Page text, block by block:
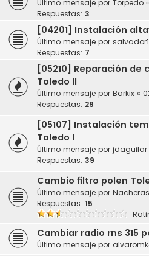
Último mensaje por Torpedo «
Respuestas: 3
[04201] Instalación
Último mensaje por salvador1
Respuestas: 7
[05210] Reparación
Toledo II
Último mensaje por Barkix «
Respuestas: 29
[05107] Instalación
Toledo I
Último mensaje por jdaguilar
Respuestas: 39
Cambio filtro polen
Último mensaje por
Respuestas: 15
Cambiar radio rns 315
Último mensaje por